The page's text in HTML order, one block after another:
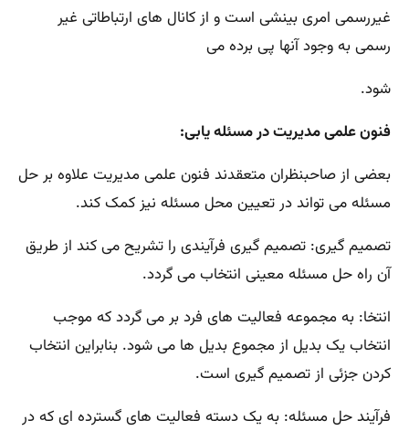
غیررسمی امری بینشی است و از کانال های ارتباطاتی غیر
رسمی به وجود آنها پی برده می
شود.
فنون علمی مدیریت در مسئله یابی:
بعضی از صاحبنظران متعقدند فنون علمی مدیریت علاوه بر حل
مسئله می تواند در تعیین محل مسئله نیز کمک کند.
تصمیم گیری: تصمیم گیری فرآیندی را تشریح می کند از طریق
آن راه حل مسئله معینی انتخاب می گردد.
انتخا: به مجموعه فعالیت های فرد بر می گردد که موجب
انتخاب یک بدیل از مجموع بدیل ها می شود. بنابراین انتخاب
کردن جزئی از تصمیم گیری است.
فرآیند حل مسئله: به یک دسته فعالیت های گسترده ای که در